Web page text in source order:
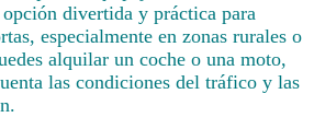
divertida y práctica para
especialmente en zonas rurales o
alquilar un coche o una moto,
las condiciones del tráfico y las